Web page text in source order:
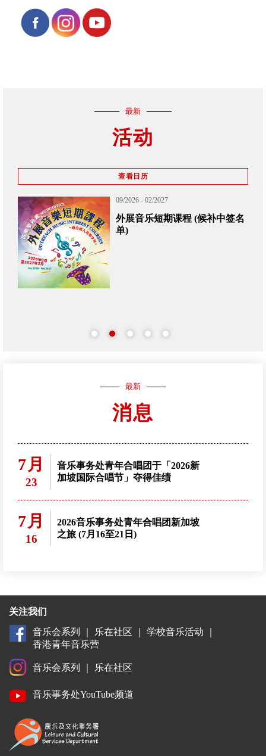
最新
活动
查看日历
09/2026 - 02/2027
外展音乐短期课程 (候补中签名
单)
最新
消息
7月
23
音乐事务处青年合唱团于「2026新
加坡国际合唱节」夺得佳绩
7月
16
2026音乐事务处青年合唱团新加坡
之旅 (7月16至21日)
关注我们
音乐会系列
乐在社区 学校音乐活动
香港青年音乐营
音乐会系列 乐在社区
音乐事务处YouTube频道